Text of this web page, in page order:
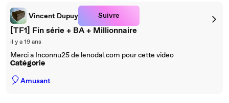
Vincent Dupuy Suivre
[TF1] Fin série + BA + Millionnaire
il y a 19 ans
Merci a Inconnu25 de lenodal.com pour cette video
Catégorie
🎈Amusant